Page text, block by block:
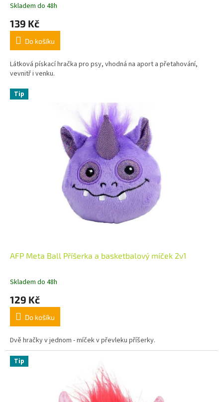
Skladem do 48h
139 Kč
Do košíku
Látková pískací hračka pro psy, vhodná na aport a přetahování,
vevnitř i venku.
Tip
AFP Meta Ball Příšerka a basketbalový míček 2v1
Skladem do 48h
129 Kč
Do košíku
Dvě hračky v jednom - míček v převleku příšerky.
Tip